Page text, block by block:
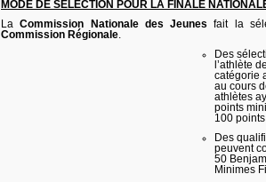
MODE DE SELECTION POUR LA FINALE
LaCommission Nationale des Jeunes fait la
Commission Régionale
Des
l’athlète
catégorie
au cours
athlètes
points
100
Des
peuvent
50
Minimes